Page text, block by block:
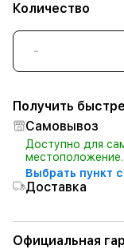
Количество
-
Получить
Самовывоз
Доступно для
местоположение.
Выбрать пункт
Доставка
Официальная